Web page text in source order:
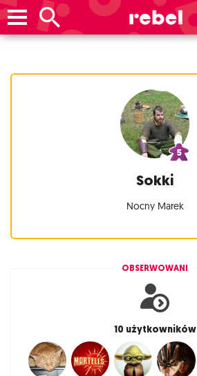
Sokki
Nocny Marek
OBSERWOWANI
10 użytkowników